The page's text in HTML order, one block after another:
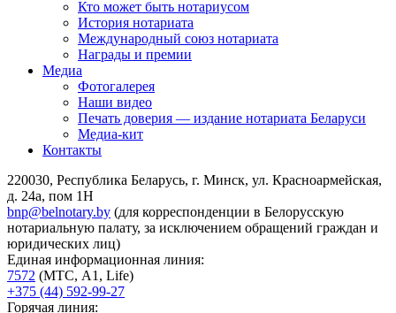
Кто может быть нотариусом
История нотариата
Международный союз нотариата
Награды и премии
Медиа
Фотогалерея
Наши видео
Печать доверия — издание нотариата Беларуси
Медиа-кит
Контакты
220030, Республика Беларусь, г. Минск, ул. Красноармейская,
д. 24а, пом 1Н
bnp@belnotary.by (для корреспонденции в Белорусскую
нотариальную палату, за исключением обращений граждан и
юридических лиц)
Единая информационная линия:
7572 (МТС, A1, Life)
+375 (44) 592-99-27
Горячая линия: